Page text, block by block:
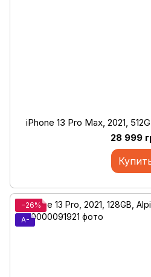
iPhone 13 Pro Max, 2021,
28 999
−26%
A-